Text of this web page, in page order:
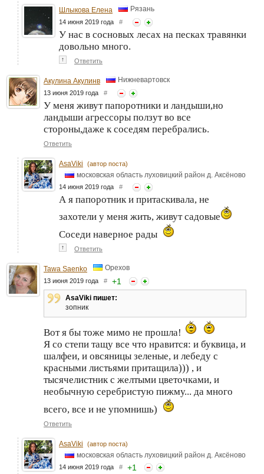
Шлыкова Елена Рязань
14 июня 2019 года #
У нас в сосновых лесах на песках травянки
довольно много.
↑ Ответить
Акулина Акулинв Нижневартовск
13 июня 2019 года #
У меня живут папоротники и ландыши,но
ландыши агрессоры ползут во все
стороны,даже к соседям перебрались.
Ответить
AsaViki (автор поста)
московская область луховицкий район д. Аксёново
14 июня 2019 года #
А я папоротник и притаскивала, не
захотели у меня жить, живут садовые
Соседи наверное рады
↑ Ответить
Tawa Saenko Орехов
13 июня 2019 года # +1
AsaViki пишет:
зопник
Вот я бы тоже мимо не прошла!
Я со степи тащу все что нравится: и буквица, и
шалфеи, и овсяницы зеленые, и лебеду с
красными листьями притащила))) , и
тысячелистник с желтыми цветочками, и
необычную серебристую пижму... да много
всего, все и не упомнишь)
Ответить
AsaViki (автор поста)
московская область луховицкий район д. Аксёново
14 июня 2019 года # +1